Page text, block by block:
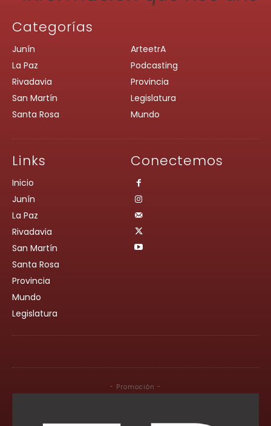
Categorías
Junín
La Paz
Rivadavia
San Martín
Santa Rosa
ArteetrA
Podcasting
Provincia
Legislatura
Mundo
Links
Inicio
Junín
La Paz
Rivadavia
San Martín
Santa Rosa
Provincia
Mundo
Legislatura
Conectemos
- Promoción -